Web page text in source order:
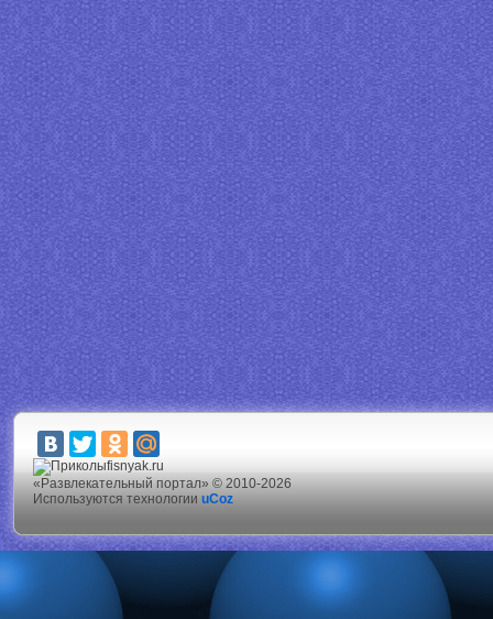
fisnyak.ru
«Развлекательный портал» © 2010-2026
Используются технологии uCoz